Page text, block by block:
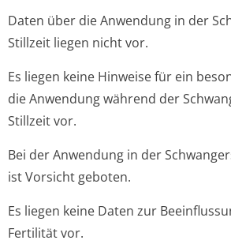
Daten über die Anwendung in der
Stillzeit liegen nicht vor.
Es liegen keine Hinweise für ein
die Anwendung während der
Stillzeit vor.
Bei der Anwendung in der
ist Vorsicht geboten.
Es liegen keine Daten zur
Fertilität vor.